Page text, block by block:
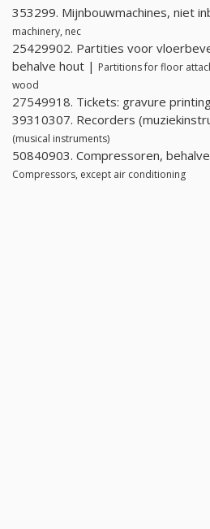
353299. Mijnbouwmachines, niet
machinery, nec
25429902. Partities voor
behalve hout | Partitions for floor
wood
27549918. Tickets: gravure
39310307. Recorders
(musical instruments)
50840903. Compressoren,
Compressors, except air conditioning